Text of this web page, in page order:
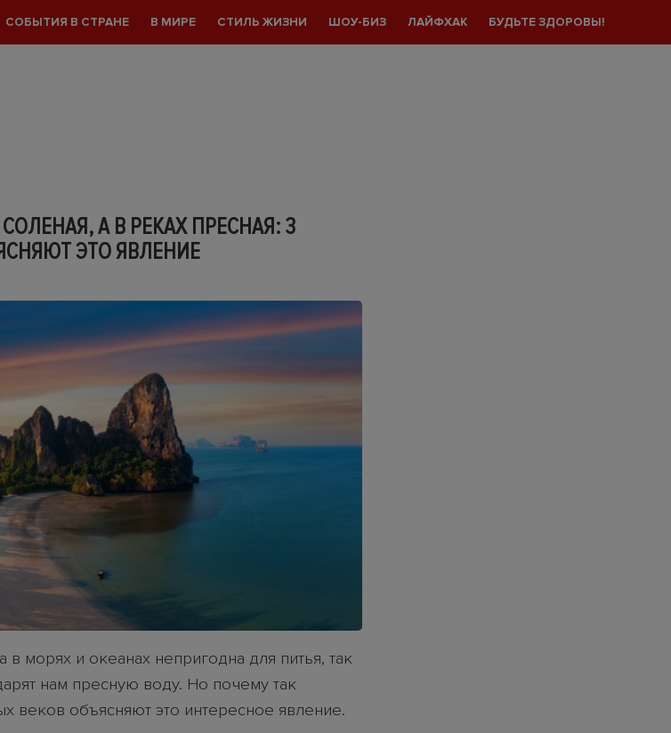
СОБЫТИЯ В СТРАНЕ В МИРЕ СТИЛЬ ЖИЗНИ ШОУ-БИЗ ЛАЙФХАК БУДЬТЕ ЗДОРОВЫ!
А В РЕКАХ ПРЕСНАЯ: 3
ЭТО ЯВЛЕНИЕ
морях и океанах непригодна для питья, так
нам пресную воду. Но почему так
веков объясняют это интересное явление.